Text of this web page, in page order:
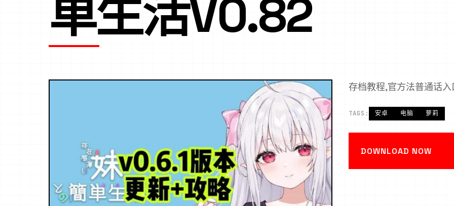
单生活V0.82
存档教程,官方法普通话入
TAGS: 安卓 电脑 萝莉
DOWNLOAD NOW